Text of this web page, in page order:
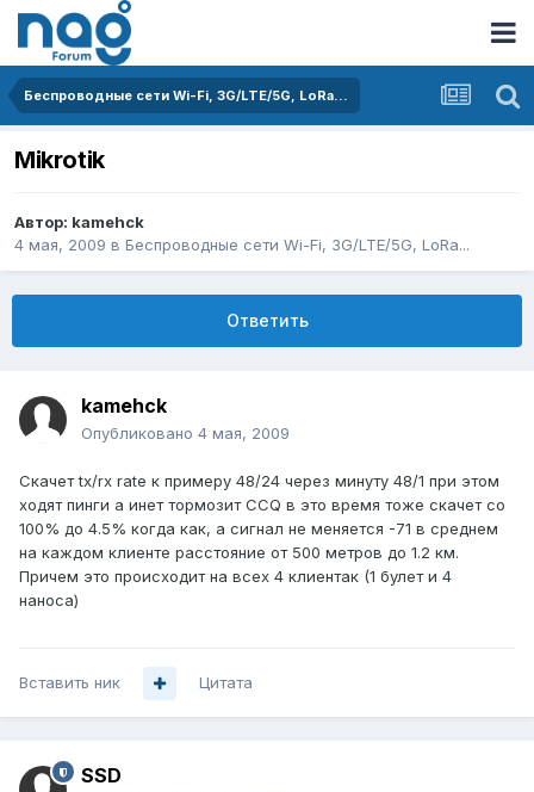
Беспроводные сети Wi-Fi, 3G/LTE/5G, LoRa...
Mikrotik
Автор: kamehck
4 мая, 2009 в Беспроводные сети Wi-Fi, 3G/LTE/5G, LoRa...
Ответить
kamehck
Опубликовано 4 мая, 2009
Скачет tx/rx rate к примеру 48/24 через минуту 48/1 при этом
ходят пинги а инет тормозит CCQ в это время тоже скачет со
100% до 4.5% когда как, а сигнал не меняется -71 в среднем
на каждом клиенте расстояние от 500 метров до 1.2 км.
Причем это происходит на всех 4 клиентак (1 булет и 4
наноса)
Вставить ник Цитата
SSD